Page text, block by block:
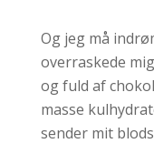
Og jeg må
overraskede
og fuld af
masse
sender mit